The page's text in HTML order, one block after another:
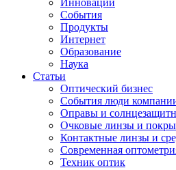
Инновации
События
Продукты
Интернет
Образование
Наука
Статьи
Оптический бизнес
События люди
Оправы и
Очковые линзы и
Контактные линзы и
Современная
Техник оптик